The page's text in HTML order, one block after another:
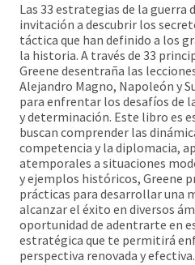
Las 33 estrategias de la guerra
invitación a descubrir los
táctica que han definido a los
la historia. A través de 33
Greene desentraña las
Alejandro Magno, Napoleón y
para enfrentar los desafíos de
y determinación. Este libro es
buscan comprender las
competencia y la diplomacia,
atemporales a situaciones
y ejemplos históricos, Greene
prácticas para desarrollar una
alcanzar el éxito en diversos
oportunidad de adentrarte en
estratégica que te permitirá
perspectiva renovada y efectiva.